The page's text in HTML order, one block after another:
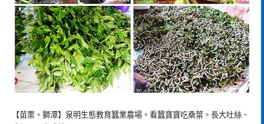
【苗栗。獅潭】泉明生態教育蠶業農場。看蠶寶寶吃桑葉。長大吐絲、